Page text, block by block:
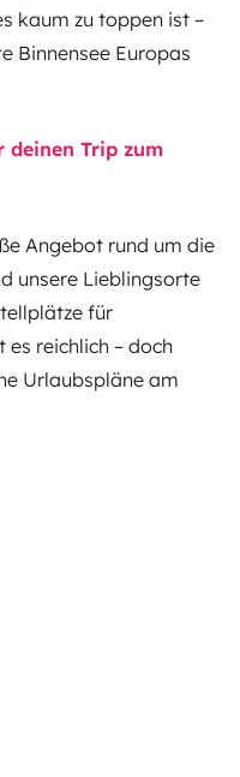
kaum zu toppen ist –
Binnensee Europas
Trip zum
Angebot rund um die
unsere Lieblingsorte
für
reichlich – doch
Urlaubspläne am